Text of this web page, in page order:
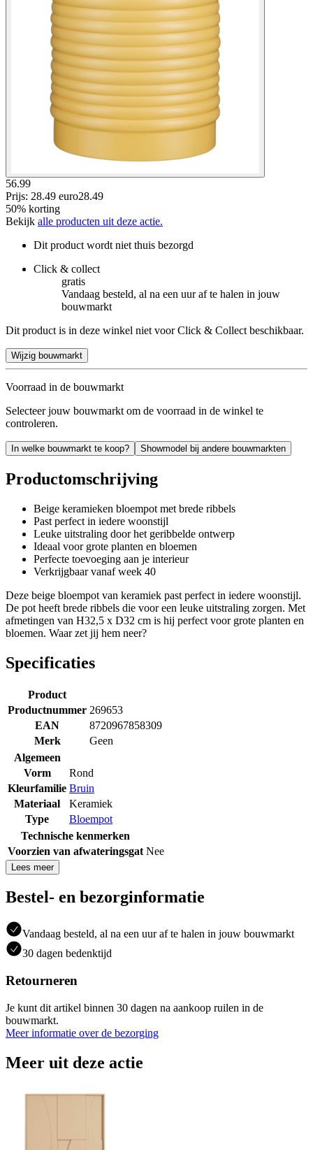
56.99
Prijs: 28.49 euro28.49
50% korting
Bekijk alle producten uit deze actie.
Dit product wordt niet thuis bezorgd
Click & collect
gratis
Vandaag besteld, al na een uur af te halen in jouw
bouwmarkt
Dit product is in deze winkel niet voor Click & Collect beschikbaar.
Wijzig bouwmarkt
Voorraad in de bouwmarkt
Selecteer jouw bouwmarkt om de voorraad in de winkel te
controleren.
In welke bouwmarkt te koop? Showmodel bij andere bouwmarkten
Productomschrijving
Beige keramieken bloempot met brede ribbels
Past perfect in iedere woonstijl
Leuke uitstraling door het geribbelde ontwerp
Ideaal voor grote planten en bloemen
Perfecte toevoeging aan je interieur
Verkrijgbaar vanaf week 40
Deze beige bloempot van keramiek past perfect in iedere woonstijl.
De pot heeft brede ribbels die voor een leuke uitstraling zorgen. Met
afmetingen van H32,5 x D32 cm is hij perfect voor grote planten en
bloemen. Waar zet jij hem neer?
Specificaties
Product
Productnummer 269653
EAN
8720967858309
Merk
Geen
Algemeen
Vorm
Rond
Kleurfamilie Bruin
Materiaal
Keramiek
Type
Bloempot
Technische kenmerken
Voorzien van afwateringsgat Nee
Lees meer
Bestel- en bezorginformatie
Vandaag besteld, al na een uur af te halen in jouw bouwmarkt
30 dagen bedenktijd
Retourneren
Je kunt dit artikel binnen 30 dagen na aankoop ruilen in de
bouwmarkt.
Meer informatie over de bezorging
Meer uit deze actie